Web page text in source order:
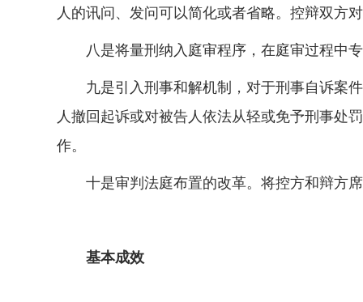
人的讯问、发问可以简化或者省略。控辩双方
八是将量刑纳入庭审程序，在庭审过程中专
九是引入刑事和解机制，对于刑事自诉案件
人撤回起诉或对被告人依法从轻或免予刑事处
作。
十是审判法庭布置的改革。将控方和辩方席
基本成效